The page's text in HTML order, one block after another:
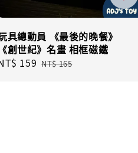
具總動員 《最後的晚餐》
《創世紀》名畫 相框磁鐵
159 Regular
NT$ 165